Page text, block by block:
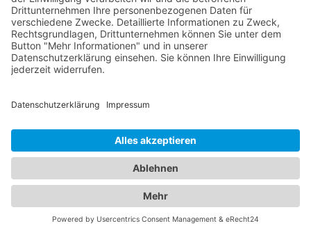
Ihrer Kleinen. Unser Portal ermöglicht es Ihnen, die
besten Augenärzte und den bestenKinderarzt
Brande-Hörnerkirchen zu finden und Ihre Familie in
kompetente Hände zu legen. Vertrauen Sie auf
die optimale Gesundheit Ihrer Augen und die Ihrer
Jetzt Augenarzt finden!